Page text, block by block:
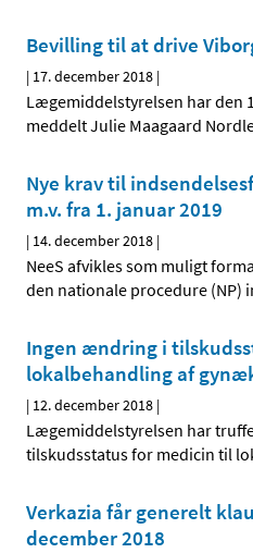
Bevilling til at drive
| 17. december 2018 |
Lægemiddelstyrelsen har den
meddelt Julie Maagaard
Nye krav til
m.v. fra 1. januar 2019
| 14. december 2018 |
NeeS afvikles som muligt
den nationale procedure (NP)
Ingen ændring i
lokalbehandling af
| 12. december 2018 |
Lægemiddelstyrelsen har
tilskudsstatus for medicin til
Verkazia får generelt
december 2018